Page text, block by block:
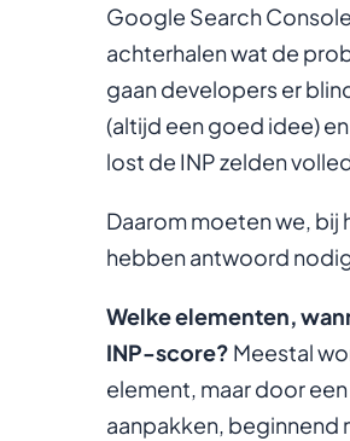
Google Search
achterhalen wat de
gaan developers er
(altijd een goed idee)
lost de INP zelden
Daarom moeten we, bij
hebben antwoord
Welke elementen,
INP-score? Meestal
element, maar door
aanpakken, beginnend